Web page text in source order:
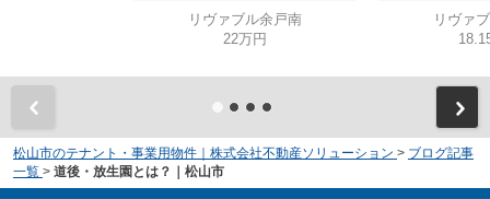
リヴァブル余戸南
22万円
リヴァ
松山市のテナント・事業用物件｜株式会社不動産ソリューション > ブログ記事
一覧 > 道後・放生園とは？｜松山市